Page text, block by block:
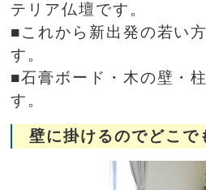
テリア仏壇です。
■これから新出発の若い
す。
■石膏ボード・木の壁・
す。
壁に掛けるのでどこで